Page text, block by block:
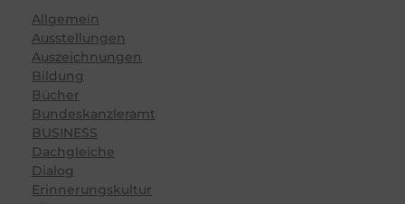
Allgemein
Ausstellungen
Auszeichnungen
Bildung
Bücher
Bundeskanzleramt
BUSINESS
Dachgleiche
Dialog
Erinnerungskultur